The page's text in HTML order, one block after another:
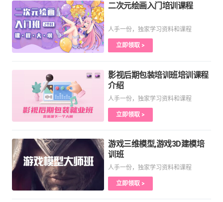
二次元绘画入门培训课程
人手一份，独家学习资料和课程
立即领取 >
影视后期包装培训班培训课程
介绍
人手一份，独家学习资料和课程
立即领取 >
游戏三维模型,游戏3D建模培
训班
人手一份，独家学习资料和课程
立即领取 >